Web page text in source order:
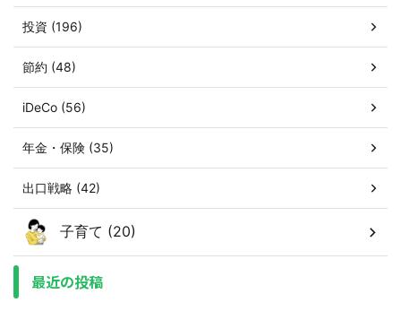
投資 (196)
節約 (48)
iDeCo (56)
年金・保険 (35)
出口戦略 (42)
子育て (20)
最近の投稿